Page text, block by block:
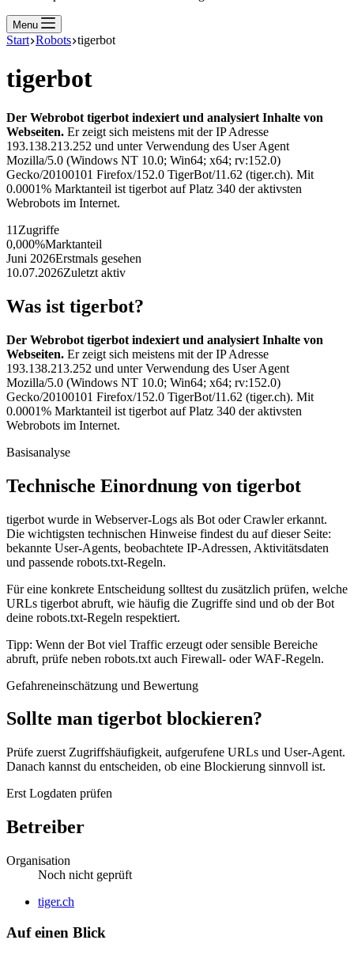
Menu
Start Robots tigerbot
tigerbot
Der Webrobot tigerbot indexiert und analysiert Inhalte von
Webseiten. Er zeigt sich meistens mit der IP Adresse
193.138.213.252 und unter Verwendung des User Agent
Mozilla/5.0 (Windows NT 10.0; Win64; x64; rv:152.0)
Gecko/20100101 Firefox/152.0 TigerBot/11.62 (tiger.ch). Mit
0.0001% Marktanteil ist tigerbot auf Platz 340 der aktivsten
Webrobots im Internet.
11 Zugriffe
0,000%Marktanteil
Juni 2026Erstmals gesehen
10.07.2026Zuletzt aktiv
Was ist tigerbot?
Der Webrobot tigerbot indexiert und analysiert Inhalte von
Webseiten. Er zeigt sich meistens mit der IP Adresse
193.138.213.252 und unter Verwendung des User Agent
Mozilla/5.0 (Windows NT 10.0; Win64; x64; rv:152.0)
Gecko/20100101 Firefox/152.0 TigerBot/11.62 (tiger.ch). Mit
0.0001% Marktanteil ist tigerbot auf Platz 340 der aktivsten
Webrobots im Internet.
Basisanalyse
Technische Einordnung von tigerbot
tigerbot wurde in Webserver-Logs als Bot oder Crawler erkannt.
Die wichtigsten technischen Hinweise findest du auf dieser Seite:
bekannte User-Agents, beobachtete IP-Adressen, Aktivitätsdaten
und passende robots.txt-Regeln.
Für eine konkrete Entscheidung solltest du zusätzlich prüfen, welche
URLs tigerbot abruft, wie häufig die Zugriffe sind und ob der Bot
deine robots.txt-Regeln respektiert.
Tipp: Wenn der Bot viel Traffic erzeugt oder sensible Bereiche
abruft, prüfe neben robots.txt auch Firewall- oder WAF-Regeln.
Gefahreneinschätzung und Bewertung
Sollte man tigerbot blockieren?
Prüfe zuerst Zugriffshäufigkeit, aufgerufene URLs und User-Agent.
Danach kannst du entscheiden, ob eine Blockierung sinnvoll ist.
Erst Logdaten prüfen
Betreiber
Organisation
Noch nicht geprüft
Website
tiger.ch
Auf einen Blick